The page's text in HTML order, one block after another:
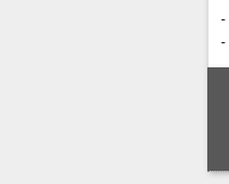
-
-